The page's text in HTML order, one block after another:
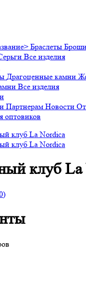
Браслеты
Все изделия
Драгоценные камни
Все изделия
Партнерам Новости
оптовиков
клуб La